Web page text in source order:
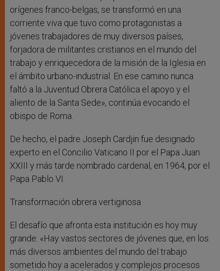
orígenes franco-belgas, se transformó en una
corriente viva que tuvo como protagonistas a
jóvenes trabajadores de muy diversos países,
forjadora de militantes cristianos en el mundo del
trabajo y enriquecedora de la misión de la Iglesia en
el ámbito urbano-industrial. En ese camino nunca
faltó a la Juventud Obrera Católica el apoyo y el
aliento de la Santa Sede», continúa evocando el
obispo de Roma.
De hecho, el padre Joseph Cardjin fue designado
experto en el Concilio Vaticano II por el Papa Juan
XXIII y más tarde nombrado cardenal, en 1964, por el
Papa Pablo VI.
Transformación obrera vertiginosa
El desafío que afronta esta institución es hoy muy
grande: «Hay vastos sectores de jóvenes que, en los
más diversos ambientes del mundo del trabajo
sometido hoy a acelerados y complejos procesos